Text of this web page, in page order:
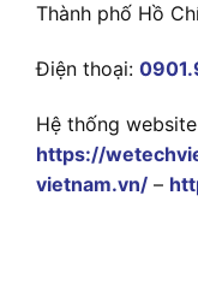
Thành phố Hồ
Điện thoại:
Hệ thống
https://
vietnam.vn/ –